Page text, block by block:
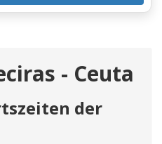
- Ceuta
der